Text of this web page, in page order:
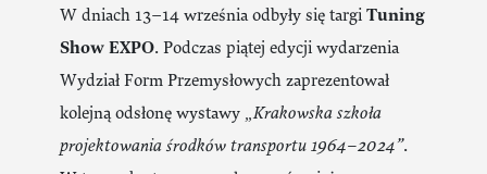
W dniach 13–14 września odbyły się targi Tuning
Show EXPO. Podczas piątej edycji wydarzenia
Wydział Form Przemysłowych zaprezentował
kolejną odsłonę wystawy „Krakowska szkoła
projektowania środków transportu 1964–2024”.